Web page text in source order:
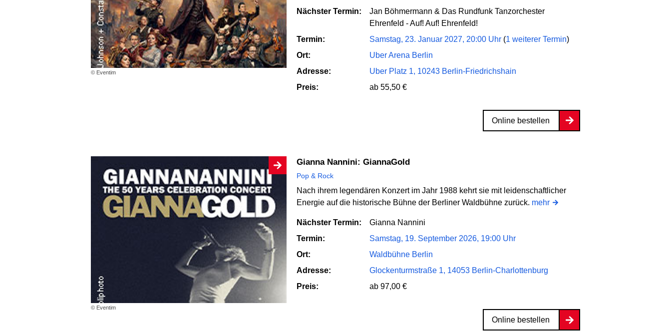
© Eventim
Nächster Termin:
Jan Böhmermann & Das Rundfunk Tanzorchester
Ehrenfeld - Auf! Auf! Ehrenfeld!
Termin:
Samstag, 23. Januar 2027, 20:00 Uhr (1 weiterer Termin)
Ort:
Uber Arena Berlin
Adresse:
Uber Platz 1, 10243 Berlin-Friedrichshain
Preis:
ab 55,50 €
Online bestellen
© Eventim
Gianna Nannini: GiannaGold
Pop & Rock
Nach ihrem legendären Konzert im Jahr 1988 kehrt sie mit leidenschaftlicher
Energie auf die historische Bühne der Berliner Waldbühne zurück. mehr
Nächster Termin:
Gianna Nannini
Termin:
Samstag, 19. September 2026, 19:00 Uhr
Ort:
Waldbühne Berlin
Adresse:
Glockenturmstraße 1, 14053 Berlin-Charlottenburg
Preis:
ab 97,00 €
Online bestellen